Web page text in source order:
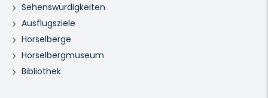
Sehenswürdigkeiten
Ausflugsziele
Hörselberge
Hörselbergmuseum
Bibliothek